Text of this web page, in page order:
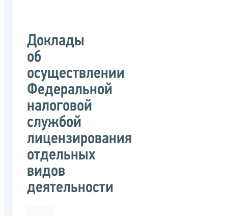
Доклады
об
осуществлении
Федеральной
налоговой
службой
лицензирования
отдельных
видов
деятельности